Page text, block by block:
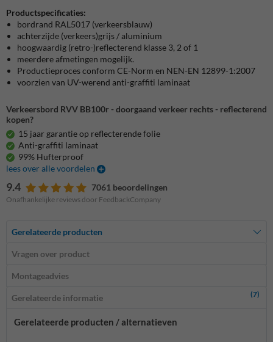
Productspecificaties:
bordrand RAL5017 (verkeersblauw)
achterzijde (verkeers)grijs / aluminium
hoogwaardig (retro-)reflecterend klasse 3, 2 of 1
meerdere afmetingen mogelijk.
Productieproces conform CE-Norm en NEN-EN 12899-1:2007
voorzien van UV-werend anti-graffiti laminaat
Verkeersbord RVV BB100r - doorgaand verkeer rechts - reflecterend
kopen?
15 jaar garantie op reflecterende folie
Anti-graffiti laminaat
99% Hufterproof
lees over alle voordelen
9.4 7061 beoordelingen
Onafhankelijke reviews door FeedbackCompany
Gerelateerde producten
Vragen over product
Montageadvies
Gerelateerde informatie (7)
Gerelateerde producten / alternatieven